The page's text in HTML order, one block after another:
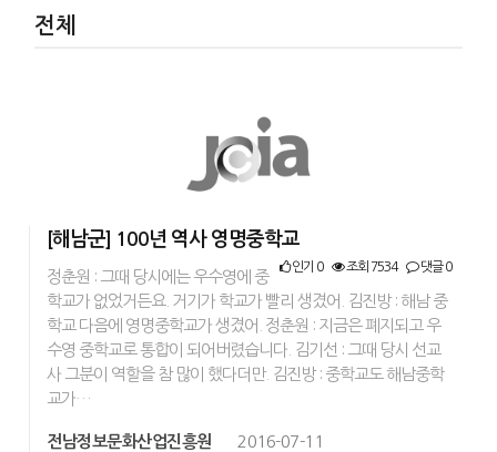
전체
[해남군] 100년 역사 영명중학교
인기 0 조회 7534 댓글 0
정춘원 : 그때 당시에는 우수영에 중
학교가 없었거든요. 거기가 학교가 빨리 생겼어. 김진방 : 해남 중
학교 다음에 영명중학교가 생겼어. 정춘원 : 지금은 폐지되고 우
수영 중학교로 통합이 되어버렸습니다. 김기선 : 그때 당시 선교
사 그분이 역할을 참 많이 했다더만. 김진방 : 중학교도 해남중학
교가…
전남정보문화산업진흥원 2016-07-11